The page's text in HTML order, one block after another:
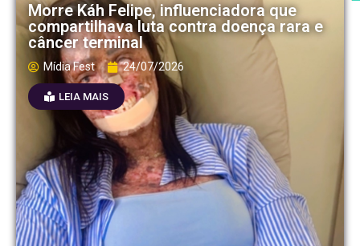
Morre Káh Felipe, influenciadora que
compartilhava luta contra doença rara e
câncer terminal
Mídia Fest 24/07/2026
LEIA MAIS